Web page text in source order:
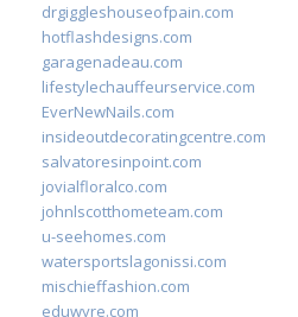
drgiggleshouseofpain.com
hotflashdesigns.com
garagenadeau.com
lifestylechauffeurservice.com
EverNewNails.com
insideoutdecoratingcentre.com
salvatoresinpoint.com
jovialfloralco.com
johnlscotthometeam.com
u-seehomes.com
watersportslagonissi.com
mischieffashion.com
eduwyre.com